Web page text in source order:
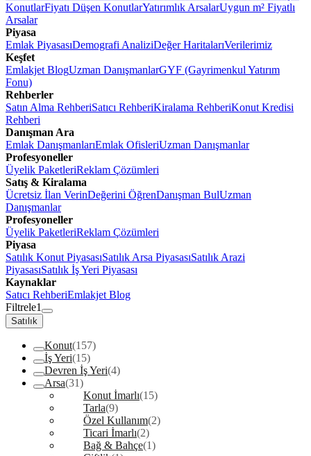
KonutlarFiyatı Düşen KonutlarYatırımlık ArsalarUygun m² Fiyatlı
Arsalar
Piyasa
Emlak PiyasasıDemografi AnaliziDeğer HaritalarıVerilerimiz
Keşfet
Emlakjet BlogUzman DanışmanlarGYF (Gayrimenkul Yatırım
Fonu)
Rehberler
Satın Alma RehberiSatıcı RehberiKiralama RehberiKonut Kredisi
Rehberi
Danışman Ara
Emlak DanışmanlarıEmlak OfisleriUzman Danışmanlar
Profesyoneller
Üyelik PaketleriReklam Çözümleri
Satış & Kiralama
Ücretsiz İlan VerinDeğerini ÖğrenDanışman BulUzman
Danışmanlar
Profesyoneller
Üyelik PaketleriReklam Çözümleri
Piyasa
Satılık Konut PiyasasıSatılık Arsa PiyasasıSatılık Arazi
PiyasasıSatılık İş Yeri Piyasası
Kaynaklar
Satıcı RehberiEmlakjet Blog
Filtrele1
Satılık
Konut(157)
İş Yeri(15)
Devren İş Yeri(4)
Arsa(31)
Konut İmarlı(15)
Tarla(9)
Özel Kullanım(2)
Ticari İmarlı(2)
Bağ & Bahçe(1)